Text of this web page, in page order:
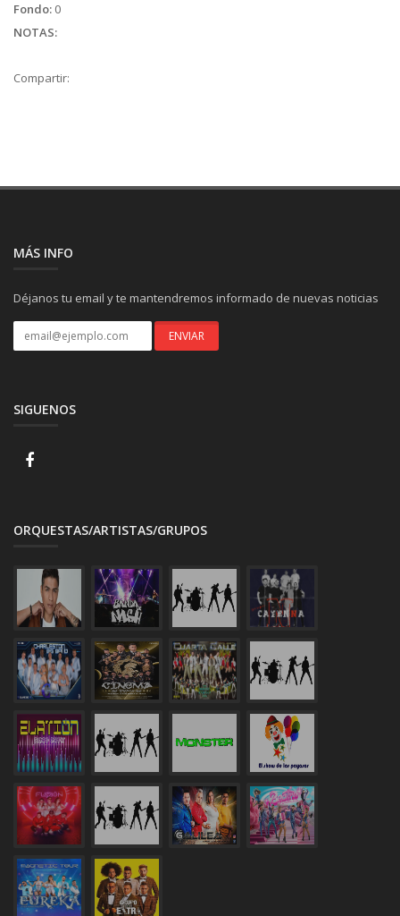
Fondo: 0
NOTAS:
Compartir:
MÁS INFO
Déjanos tu email y te mantendremos informado de nuevas noticias
SIGUENOS
ORQUESTAS/ARTISTAS/GRUPOS